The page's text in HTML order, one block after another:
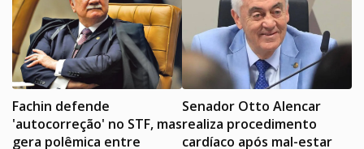
Fachin defende
'autocorreção' no STF, mas
gera polêmica entre
Senador Otto Alencar
realiza procedimento
cardíaco após mal-estar